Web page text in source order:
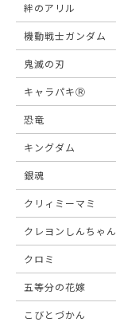
絆のアリル
機動戦士ガンダム
鬼滅の刃
キャラパキⓇ
恐竜
キングダム
銀魂
クリィミーマミ
クレヨンしんちゃん
クロミ
五等分の花嫁
こびとづかん